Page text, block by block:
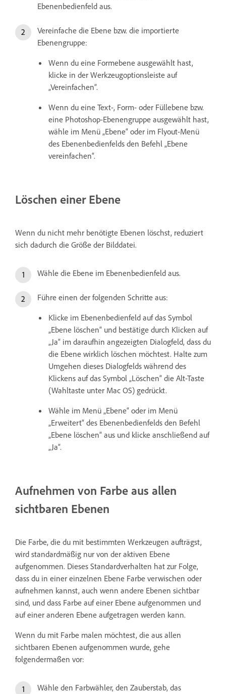
Ebenenbedienfeld aus.
Vereinfache die Ebene bzw. die importierte
Ebenengruppe:
Wenn du eine Formebene ausgewählt hast,
klicke in der Werkzeugoptionsleiste auf
„Vereinfachen“.
Wenn du eine Text-, Form- oder Füllebene bzw.
eine Photoshop-Ebenengruppe ausgewählt hast,
wähle im Menü „Ebene“ oder im Flyout-Menü
des Ebenenbedienfelds den Befehl „Ebene
vereinfachen“.
Löschen einer Ebene
Wenn du nicht mehr benötigte Ebenen löschst, reduziert
sich dadurch die Größe der Bilddatei.
Wähle die Ebene im Ebenenbedienfeld aus.
Führe einen der folgenden Schritte aus:
Klicke im Ebenenbedienfeld auf das Symbol
„Ebene löschen“ und bestätige durch Klicken auf
„Ja“ im daraufhin angezeigten Dialogfeld, dass du
die Ebene wirklich löschen möchtest. Halte zum
Umgehen dieses Dialogfelds während des
Klickens auf das Symbol „Löschen“ die Alt-Taste
(Wahltaste unter Mac OS) gedrückt.
Wähle im Menü „Ebene“ oder im Menü
„Erweitert“ des Ebenenbedienfelds den Befehl
„Ebene löschen“ aus und klicke anschließend auf
„Ja“.
Aufnehmen von Farbe aus allen
sichtbaren Ebenen
Die Farbe, die du mit bestimmten Werkzeugen aufträgst,
wird standardmäßig nur von der aktiven Ebene
aufgenommen. Dieses Standardverhalten hat zur Folge,
dass du in einer einzelnen Ebene Farbe verwischen oder
aufnehmen kannst, auch wenn andere Ebenen sichtbar
sind, und dass Farbe auf einer Ebene aufgenommen und
auf einer anderen Ebene aufgetragen werden kann.
Wenn du mit Farbe malen möchtest, die aus allen
sichtbaren Ebenen aufgenommen wurde, gehe
folgendermaßen vor:
Wähle den Farbwähler, den Zauberstab, das